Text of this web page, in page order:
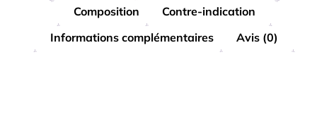
Composition
Contre-indication
Informations complémentaires
Avis (0)